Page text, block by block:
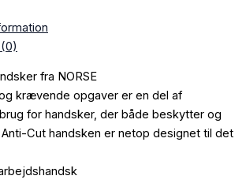
fra NORSE
krævende opgaver er en del af
for handsker, der både beskytter og
Cut handsken er netop designet til det